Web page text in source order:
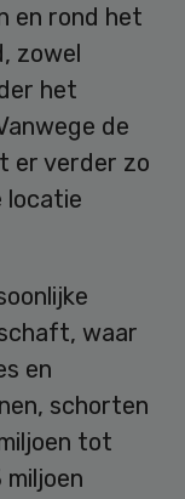
en rond het
zowel
het
de
er verder zo
locatie
waar
en
schorten
tot